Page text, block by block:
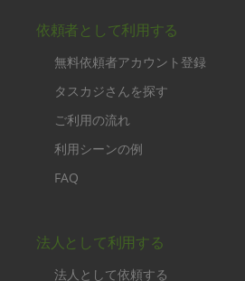
依頼者として利用する
無料依頼者アカウント登録
タスカジさんを探す
ご利用の流れ
利用シーンの例
FAQ
法人として利用する
法人として依頼する